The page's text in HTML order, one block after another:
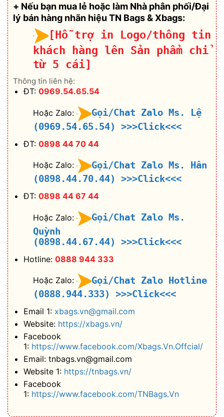
+ Nếu bạn mua lẻ hoặc làm Nhà phân phối/Đại
lý bán hàng nhãn hiệu TN Bags & Xbags:
[Hỗ trợ in Logo/thông tin
khách hàng lên Sản phẩm chỉ
từ 5 cái]
Thông tin liên hệ:
ĐT: 0969.54.65.54
Hoặc Zalo:
Gọi/Chat Zalo Ms. Lệ
(0969.54.65.54)
>>>Click<<<
ĐT: 0898 44 70 44
Hoặc Zalo:
Gọi/Chat Zalo Ms. Hân
(0898.44.70.44)
>>>Click<<<
ĐT: 0898 44 67 44
Hoặc Zalo:
Gọi/Chat Zalo Ms.
Quỳnh
(0898.44.67.44)
>>>Click<<<
Hotline: 0888 944 333
Hoặc Zalo:
Gọi/Chat Zalo Hotline
(0888.944.333)
>>>Click<<<
Email 1: xbags.vn@gmail.com
Website: https://xbags.vn/
Facebook
1: https://www.facebook.com/Xbags.Vn.Offcial/
Email: tnbags.vn@gmail.com
Website 1: https://tnbags.vn/
Facebook
1: https://www.facebook.com/TNBags.Vn